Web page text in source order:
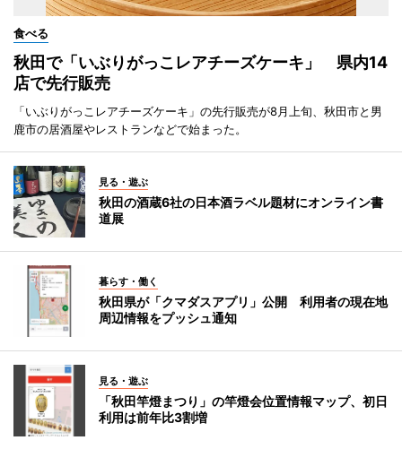
食べる
秋田で「いぶりがっこレアチーズケーキ」 県内14
店で先行販売
「いぶりがっこレアチーズケーキ」の先行販売が8月上旬、秋田市と男
鹿市の居酒屋やレストランなどで始まった。
見る・遊ぶ
秋田の酒蔵6社の日本酒ラベル題材にオンライン書
道展
暮らす・働く
秋田県が「クマダスアプリ」公開 利用者の現在地
周辺情報をプッシュ通知
見る・遊ぶ
「秋田竿燈まつり」の竿燈会位置情報マップ、初日
利用は前年比3割増